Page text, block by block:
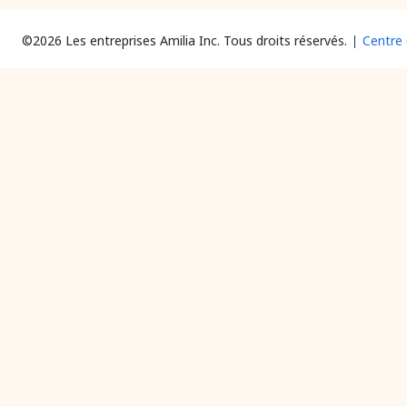
©2026 Les entreprises Amilia Inc. Tous droits réservés. Centre